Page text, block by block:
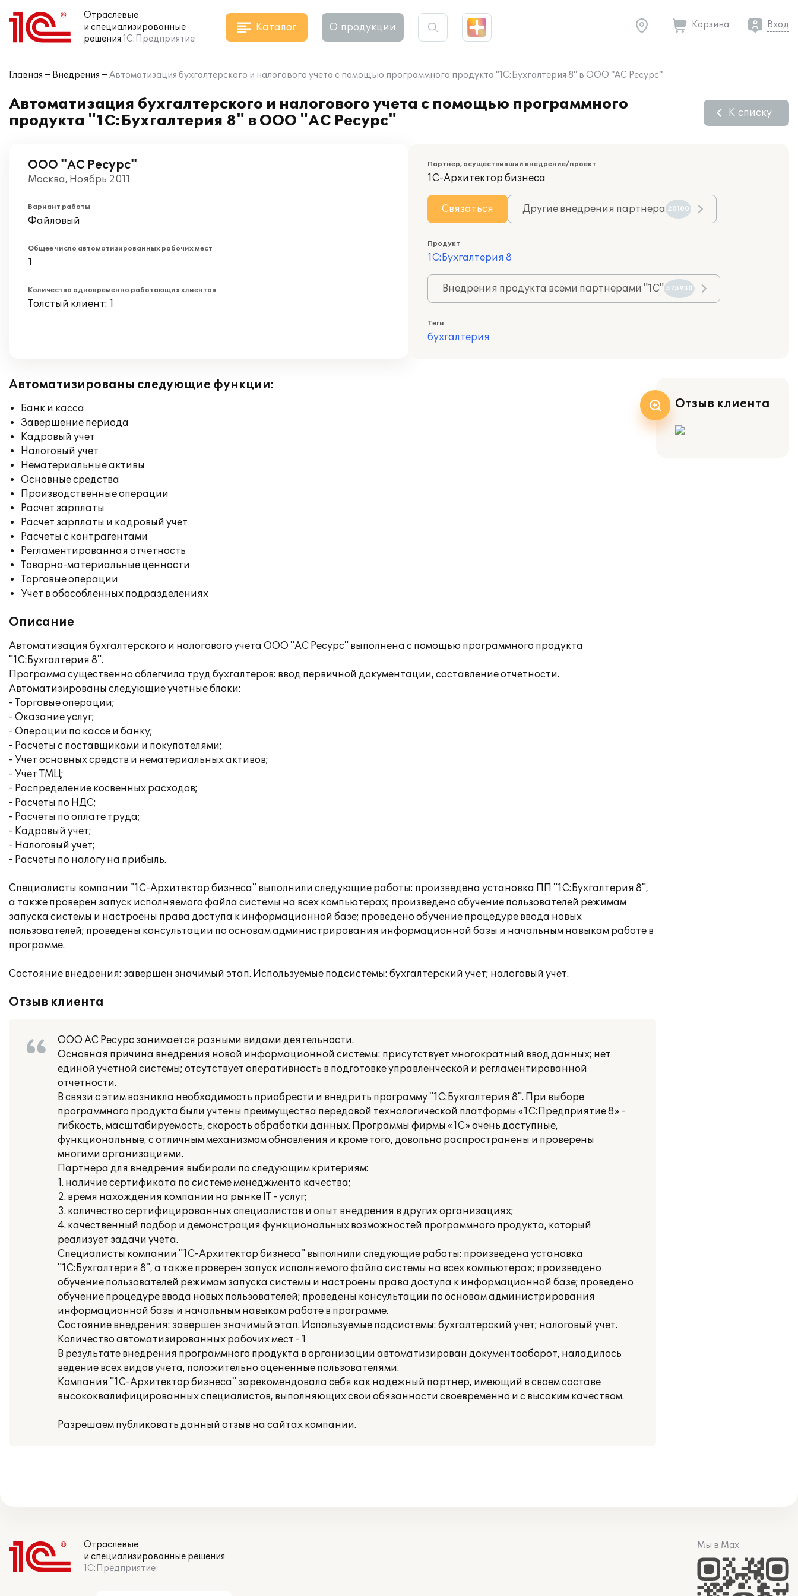
Отраслевые
и специализированные
решения 1С:Предприятие
Каталог О продукции Корзина Вход
Главная Внедрения Автоматизация бухгалтерского и налогового учета с помощью программного продукта "1С:Бухгалтерия 8" в ООО "АС Ресурс"
Автоматизация бухгалтерского и налогового учета с помощью программного
продукта "1С:Бухгалтерия 8" в ООО "АС Ресурс"
К списку
ООО "АС Ресурс"
Москва, Ноябрь 2011
Вариант работы
Файловый
Общее число автоматизированных рабочих мест
1
Количество одновременно работающих клиентов
Толстый клиент: 1
Партнер, осуществивший внедрение/проект
1С-Архитектор бизнеса
Связаться Другие внедрения партнера 20100
Продукт
1С:Бухгалтерия 8
Внедрения продукта всеми партнерами "1С" 575930
Теги
бухгалтерия
Автоматизированы следующие функции:
Банк и касса
Завершение периода
Кадровый учет
Налоговый учет
Нематериальные активы
Основные средства
Производственные операции
Расчет зарплаты
Расчет зарплаты и кадровый учет
Расчеты с контрагентами
Регламентированная отчетность
Товарно-материальные ценности
Торговые операции
Учет в обособленных подразделениях
Описание
Автоматизация бухгалтерского и налогового учета ООО "АС Ресурс" выполнена с помощью программного продукта
"1С:Бухгалтерия 8".
Программа существенно облегчила труд бухгалтеров: ввод первичной документации, составление отчетности.
Автоматизированы следующие учетные блоки:
- Торговые операции;
- Оказание услуг;
- Операции по кассе и банку;
- Расчеты с поставщиками и покупателями;
- Учет основных средств и нематериальных активов;
- Учет ТМЦ;
- Распределение косвенных расходов;
- Расчеты по НДС;
- Расчеты по оплате труда;
- Кадровый учет;
- Налоговый учет;
- Расчеты по налогу на прибыль.
Специалисты компании "1С-Архитектор бизнеса" выполнили следующие работы: произведена установка ПП "1С:Бухгалтерия 8",
а также проверен запуск исполняемого файла системы на всех компьютерах; произведено обучение пользователей режимам
запуска системы и настроены права доступа к информационной базе; проведено обучение процедуре ввода новых
пользователей; проведены консультации по основам администрирования информационной базы и начальным навыкам работе в
программе.
Состояние внедрения: завершен значимый этап. Используемые подсистемы: бухгалтерский учет; налоговый учет.
Отзыв клиента
ООО АС Ресурс занимается разными видами деятельности.
Основная причина внедрения новой информационной системы: присутствует многократный ввод данных; нет
единой учетной системы; отсутствует оперативность в подготовке управленческой и регламентированной
отчетности.
В связи с этим возникла необходимость приобрести и внедрить программу "1C:Бухгалтерия 8". При выборе
программного продукта были учтены преимущества передовой технологической платформы «1С:Предприятие 8» -
гибкость, масштабируемость, скорость обработки данных. Программы фирмы «1С» очень доступные,
функциональные, с отличным механизмом обновления и кроме того, довольно распространены и проверены
многими организациями.
Партнера для внедрения выбирали по следующим критериям:
1. наличие сертификата по системе менеджмента качества;
2. время нахождения компании на рынке IT - услуг;
3. количество сертифицированных специалистов и опыт внедрения в других организациях;
4. качественный подбор и демонстрация функциональных возможностей программного продукта, который
реализует задачи учета.
Специалисты компании "1С-Архитектор бизнеса" выполнили следующие работы: произведена установка
"1C:Бухгалтерия 8", а также проверен запуск исполняемого файла системы на всех компьютерах; произведено
обучение пользователей режимам запуска системы и настроены права доступа к информационной базе; проведено
обучение процедуре ввода новых пользователей; проведены консультации по основам администрирования
информационной базы и начальным навыкам работе в программе.
Состояние внедрения: завершен значимый этап. Используемые подсистемы: бухгалтерский учет; налоговый учет.
Количество автоматизированных рабочих мест - 1
В результате внедрения программного продукта в организации автоматизирован документооборот, наладилось
ведение всех видов учета, положительно оцененные пользователями.
Компания "1С-Архитектор бизнеса" зарекомендовала себя как надежный партнер, имеющий в своем составе
высококвалифицированных специалистов, выполняющих свои обязанности своевременно и с высоким качеством.
Разрешаем публиковать данный отзыв на сайтах компании.
Отзыв клиента
Отраслевые
и специализированные решения
1С:Предприятие
Мы в Max